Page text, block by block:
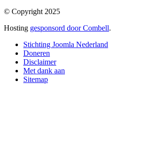
© Copyright 2025
Hosting gesponsord door Combell.
Stichting Joomla Nederland
Doneren
Disclaimer
Met dank aan
Sitemap